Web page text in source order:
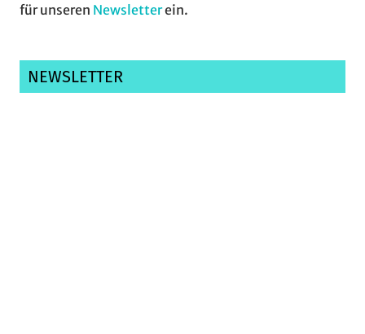
für unseren Newsletterein.
NEWSLETTER